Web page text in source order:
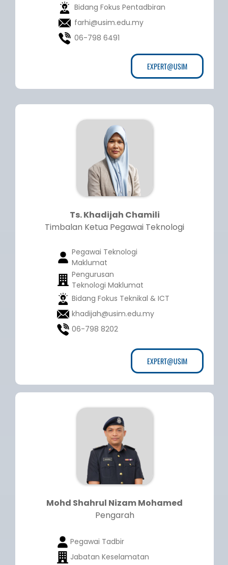
Bidang Fokus Pentadbiran
farhi@usim.edu.my
06-798 6491
EXPERT@USIM
Ts. Khadijah Chamili
Timbalan Ketua Pegawai Teknologi
Pegawai Teknologi
Maklumat
Pengurusan
Teknologi Maklumat
Bidang Fokus Teknikal & ICT
khadijah@usim.edu.my
06-798 8202
EXPERT@USIM
Mohd Shahrul Nizam Mohamed
Pengarah
Pegawai Tadbir
Jabatan Keselamatan